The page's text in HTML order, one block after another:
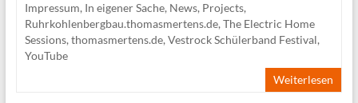
Impressum, In eigener Sache, News, Projects,
Ruhrkohlenbergbau.thomasmertens.de, The Electric Home
Sessions, thomasmertens.de, Vestrock Schülerband Festival,
YouTube
Weiterlesen